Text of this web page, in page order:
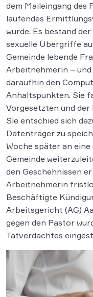
dem Maileingang des
laufendes
wurde. Es bestand
sexuelle Übergriffe
Gemeinde lebende
Arbeitnehmerin –
daraufhin den
Anhaltspunkten. Sie
Vorgesetzten und
Sie entschied sich
Datenträger zu
Woche später an
Gemeinde
den Geschehnissen
Arbeitnehmerin
Beschäftigte
Arbeitsgericht (AG)
gegen den Pastor
Tatverdachtes